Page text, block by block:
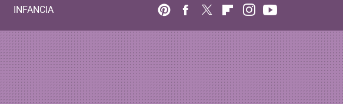
INFANCIA
PinterestFacebook
Twitter FlipboardInstagram